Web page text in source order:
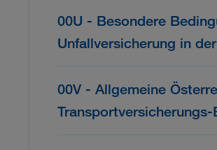
00U - Besondere
Unfallversicherung in
00V - Allgemeine